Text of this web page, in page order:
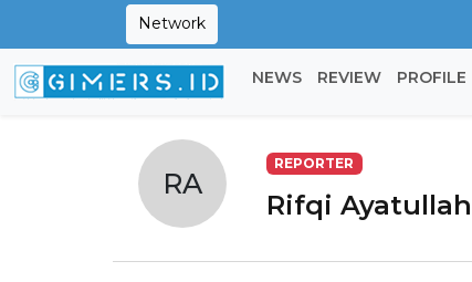
Network
NEWS REVIEW PROFILE
RA
REPORTER
Rifqi Ayatullah